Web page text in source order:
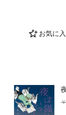
お気に